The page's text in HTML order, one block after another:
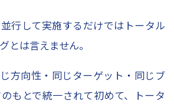
行して実施するだけではトータル
とは言えません。
方向性・同じターゲット・同じブ
もとで統一されて初めて、トータ